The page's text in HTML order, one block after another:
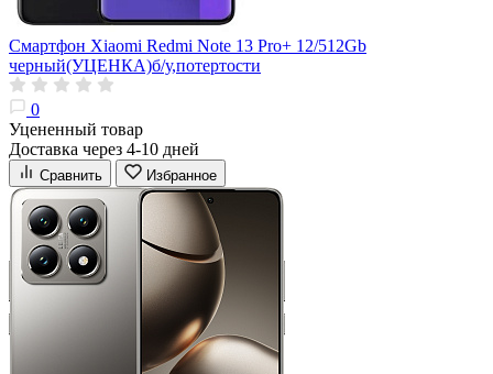
Смартфон Xiaomi Redmi Note 13 Pro+ 12/512Gb
черный(УЦЕНКА)б/у,потертости
0
Уцененный товар
Доставка через 4-10 дней
Сравнить Избранное